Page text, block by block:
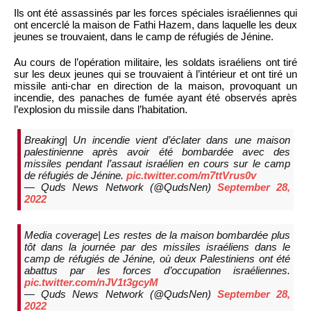
Ils ont été assassinés par les forces spéciales israéliennes qui
ont encerclé la maison de Fathi Hazem, dans laquelle les deux
jeunes se trouvaient, dans le camp de réfugiés de Jénine.
Au cours de l’opération militaire, les soldats israéliens ont tiré
sur les deux jeunes qui se trouvaient à l’intérieur et ont tiré un
missile anti-char en direction de la maison, provoquant un
incendie, des panaches de fumée ayant été observés après
l’explosion du missile dans l’habitation.
Breaking| Un incendie vient d’éclater dans une maison
palestinienne après avoir été bombardée avec des
missiles pendant l’assaut israélien en cours sur le camp
de réfugiés de Jénine. pic.twitter.com/m7ttVrus0v
— Quds News Network (@QudsNen) September 28,
2022
Media coverage| Les restes de la maison bombardée plus
tôt dans la journée par des missiles israéliens dans le
camp de réfugiés de Jénine, où deux Palestiniens ont été
abattus par les forces d’occupation israéliennes.
pic.twitter.com/nJV1t3gcyM
— Quds News Network (@QudsNen) September 28,
2022